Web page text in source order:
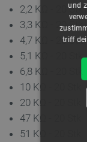
2,2 KΩ - 20 Stk
3,3 KΩ - 20 Stk
4,7 KΩ - 20 Stk
5,1 KΩ - 20 Stk
6,8 KΩ - 20 Stk
10 KΩ - 20 Stk
20 KΩ - 20 Stk
47 KΩ - 20 Stk
51 KΩ - 20 Stk
und
triff